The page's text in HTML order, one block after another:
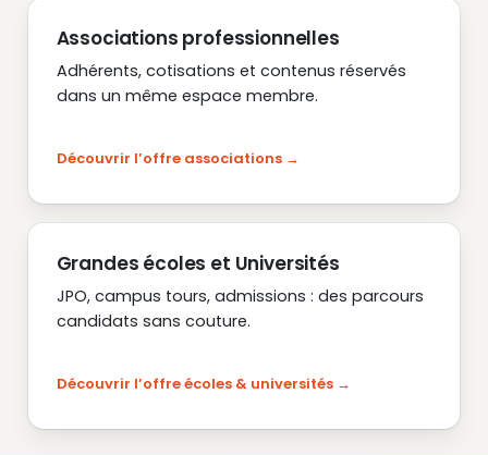
Associations professionnelles
Adhérents, cotisations et contenus réservés
dans un même espace membre.
Découvrir l’offre associations
Grandes écoles et Universités
JPO, campus tours, admissions : des parcours
candidats sans couture.
Découvrir l’offre écoles & universités